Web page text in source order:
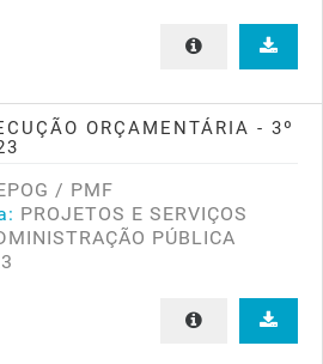
ORÇAMENTÁRIA - 3º
/ PMF
PROJETOS E SERVIÇOS
PÚBLICA